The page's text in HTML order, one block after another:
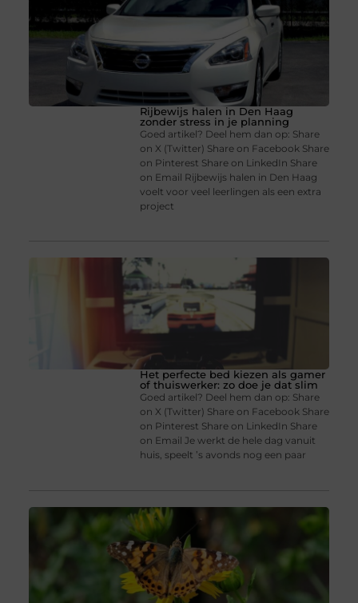
Rijbewijs halen in Den Haag
zonder stress in je planning
Goed artikel? Deel hem dan op: Share
on X (Twitter) Share on Facebook Share
on Pinterest Share on LinkedIn Share
on Email Rijbewijs halen in Den Haag
voelt voor veel leerlingen als een extra
project
Het perfecte bed kiezen als gamer
of thuiswerker: zo doe je dat slim
Goed artikel? Deel hem dan op: Share
on X (Twitter) Share on Facebook Share
on Pinterest Share on LinkedIn Share
on Email Je werkt de hele dag vanuit
huis, speelt ’s avonds nog een paar